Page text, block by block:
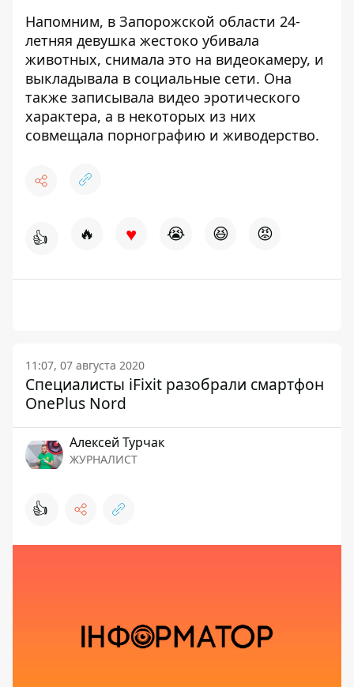
Напомним, в Запорожской области 24-
летняя девушка жестоко убивала
животных, снимала это на видеокамеру, и
выкладывала в социальные сети. Она
также записывала видео эротического
характера, а в некоторых из них
совмещала порнографию и живодерство.
👍 🔥 ♥ 😭 😆 😡
11:07, 07 августа 2020
Специалисты iFixit разобрали смартфон
OnePlus Nord
Алексей Турчак
ЖУРНАЛИСТ
👍